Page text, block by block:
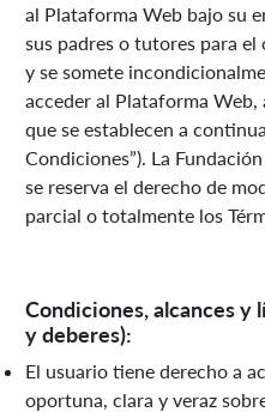
al Plataforma Web bajo su
sus padres o tutores para el
y se somete
acceder al Plataforma
que se establecen a
Condiciones”). La
se reserva el derecho de
parcial o totalmente los
Condiciones, alcances y
y deberes):
El usuario tiene derecho a
oportuna, clara y veraz